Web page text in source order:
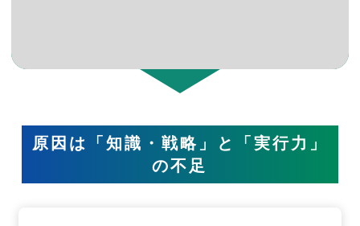
原因は「知識・戦略」と「実行力」
の不足